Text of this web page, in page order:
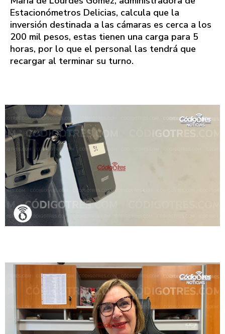
Estacionómetros Delicias, calcula que la
inversión destinada a las cámaras es cerca a los
200 mil pesos, estas tienen una carga para 5
horas, por lo que el personal las tendrá que
recargar al terminar su turno.